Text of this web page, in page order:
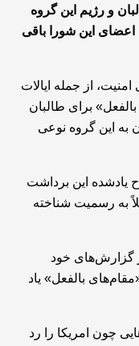
و رژیم این گروه
این شورا باقی
از جمله ایالات
برای طالبان
به این گروه نوعی
یادشده این برداشت
به رسمیت شناخته
گزارش‌های خود
بالفعل» یاد
چون امریکا را رد